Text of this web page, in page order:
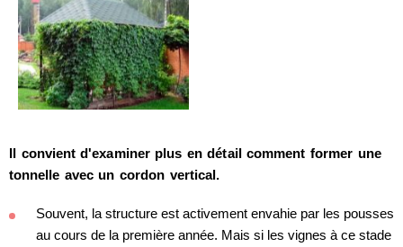
Il convient d'examiner plus en détail comment former une
tonnelle avec un cordon vertical.
Souvent, la structure est activement envahie par les pousses
au cours de la première année. Mais si les vignes à ce stade